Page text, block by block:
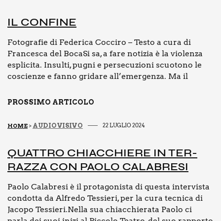
IL CON­FI­NE
Fotografie di Federica Cocciro – Testo a cura di
Francesca del BocaSi sa, a fare notizia è la violenza
esplicita. Insulti, pugni e persecuzioni scuotono le
coscienze e fanno gridare all’emergenza. Ma il
PROSSIMO ARTICOLO
HOME> AUDIOVISIVO 22 LUGLIO 2024
QUAT­TRO CHIAC­CHIE­RE IN TER­
RAZ­ZA CON PAO­LO CALA­BRE­SI
Paolo Calabresi è il protagonista di questa intervista
condotta da Alfredo Tessieri, per la cura tecnica di
Jacopo Tessieri.Nella sua chiacchierata Paolo ci